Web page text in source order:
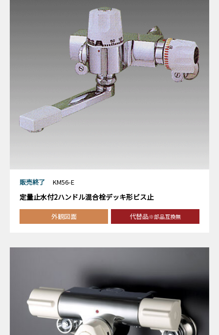
販売終了 KM56-E
定量止水付2ハンドル混合栓デッキ形ビス止
外観図面 代替品※部品互換無